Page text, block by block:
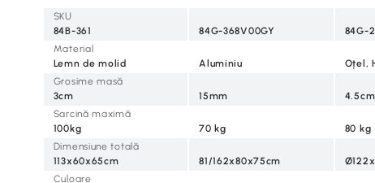
SKU
Material
Grosime masă
Sarcină maximă
Dimensiune totală
Culoare
84B-361
Lemn de molid
3cm
100kg
113x60x65cm
84G-368V00GY
Aluminiu
15mm
70 kg
81/162x80x75cm
84G-
Oțel,
4.5cm
80 kg